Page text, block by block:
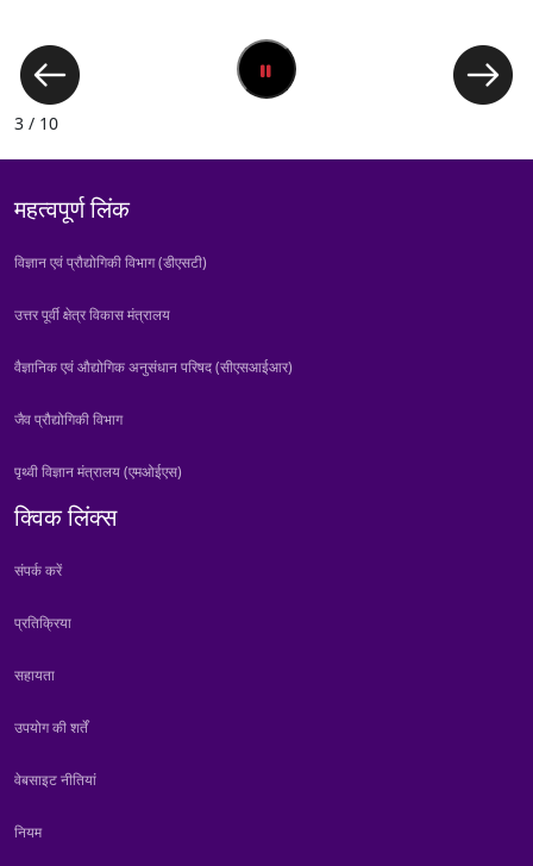
3 / 10
महत्वपूर्ण लिंक
विज्ञान एवं प्रौद्योगिकी विभाग (डीएसटी)
उत्तर पूर्वी क्षेत्र विकास मंत्रालय
वैज्ञानिक एवं औद्योगिक अनुसंधान परिषद (सीएसआईआर)
जैव प्रौद्योगिकी विभाग
पृथ्वी विज्ञान मंत्रालय (एमओईएस)
क्विक लिंक्स
संपर्क करें
प्रतिक्रिया
सहायता
उपयोग की शर्तें
वेबसाइट नीतियां
नियम